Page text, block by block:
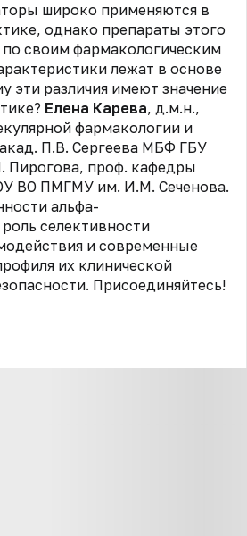
широко применяются в
однако препараты этого
по своим фармакологическим
лежат в основе
эти различия имеют значение
Елена Карева, д.м.н.,
фармакологии и
П.В. Сергеева МБФ ГБУ
проф. кафедры
ВО ПМГМУ им. И.М. Сеченова.
альфа-
селективности
и современные
их клинической
Присоединяйтесь!